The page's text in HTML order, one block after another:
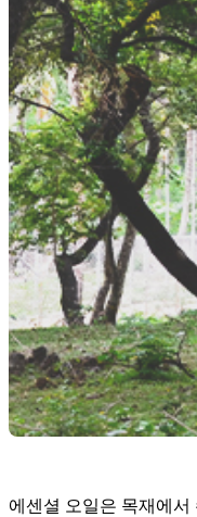
에센셜 오일은 목재에서